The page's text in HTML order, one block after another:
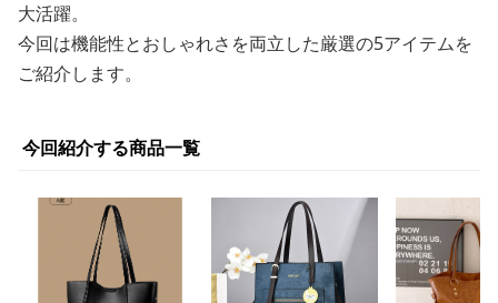
大活躍。
今回は機能性とおしゃれさを両立した厳選の5アイテムを
ご紹介します。
今回紹介する商品一覧